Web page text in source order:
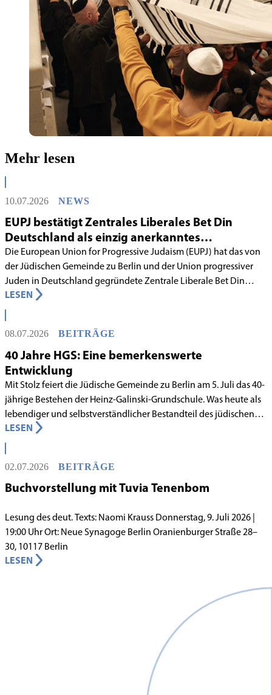
Mehr lesen
10.07.2026 NEWS
EUPJ bestätigt Zentrales Liberales Bet Din
Deutschland als einzig anerkanntes
liberales Rabbinatsgericht
Die European Union for Progressive Judaism (EUPJ) hat das von
der Jüdischen Gemeinde zu Berlin und der Union progressiver
Juden in Deutschland gegründete Zentrale Liberale Bet Din
Deutschland mit Wirkung zum 1. Juni 2026 als anerkanntes
Rabbinatsgericht aufgenommen.
LESEN
08.07.2026 BEITRÄGE
40 Jahre HGS: Eine bemerkenswerte
Entwicklung
Mit Stolz feiert die Jüdische Gemeinde zu Berlin am 5. Juli das 40-
jährige Bestehen der Heinz-Galinski-Grundschule. Was heute als
lebendiger und selbstverständlicher Bestandteil des jüdischen
Lebens in Berlin gilt, begann in den 1980er-Jahren unter
schwierigen Voraussetzungen. Vor dem Hintergrund eines
innergemeindlichen Wandels entstand bereits 1983 die Idee, eine
jüdische Grundschule zu gründen.
LESEN
02.07.2026 BEITRÄGE
Buchvorstellung mit Tuvia Tenenbom
Lesung des deut. Texts: Naomi Krauss Donnerstag, 9. Juli 2026 |
19:00 Uhr Ort: Neue Synagoge Berlin Oranienburger Straße 28–
30, 10117 Berlin
LESEN